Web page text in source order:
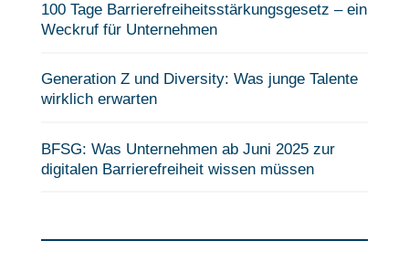
100 Tage Barrierefreiheits­stärkungsgesetz – ein
Weckruf für Unternehmen
Generation Z und Diversity: Was junge Talente
wirklich erwarten
BFSG: Was Unternehmen ab Juni 2025 zur
digitalen Barrierefreiheit wissen müssen